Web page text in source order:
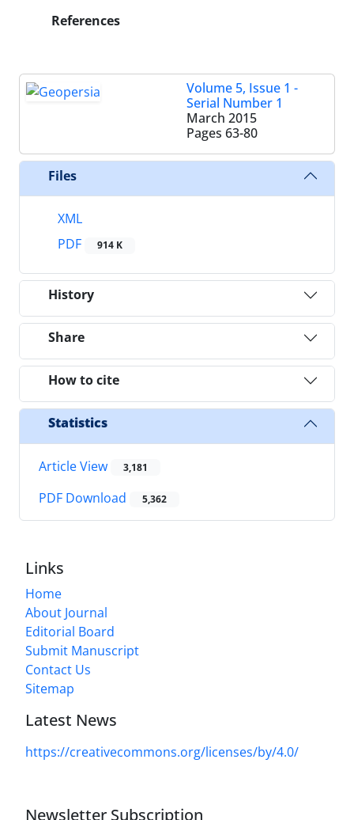
References
Volume 5, Issue 1 -
Serial Number 1
March 2015
Pages 63-80
Files
XML
PDF
914 K
History
Share
How to cite
Statistics
Article View 3,181
PDF Download 5,362
Links
Home
About Journal
Editorial Board
Submit Manuscript
Contact Us
Sitemap
Latest News
https://creativecommons.org/licenses/by/4.0/
Newsletter Subscription